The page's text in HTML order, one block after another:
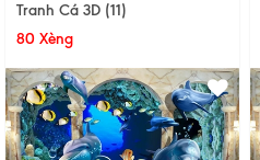
Tranh Cá 3D (11)
80 Xèng